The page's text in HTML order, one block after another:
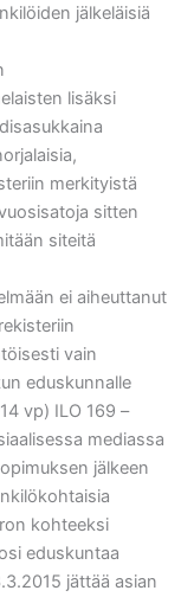
jälkeläisiä
lisäksi
merkityistä
sitten
siteitä
ei aiheuttanut
vain
eduskunnalle
vp) ILO 169 –
mediassa
jälkeen
kohteeksi
eduskuntaa
jättää asian